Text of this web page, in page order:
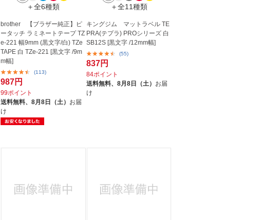
＋全6種類
brother 【ブラザー純正】ピ
ータッチ ラミネートテープ TZ
e-221 幅9mm (黒文字/白) TZe
TAPE 白 TZe-221 [黒文字 /9m
m幅]
(113)
987円
99ポイント
送料無料、8月8日（土） お届
け
＋全11種類
キングジム マットラベル TE
PRA(テプラ) PROシリーズ 白
SB12S [黒文字 /12mm幅]
(55)
837円
84ポイント
送料無料、 8月8日（土） お届
け